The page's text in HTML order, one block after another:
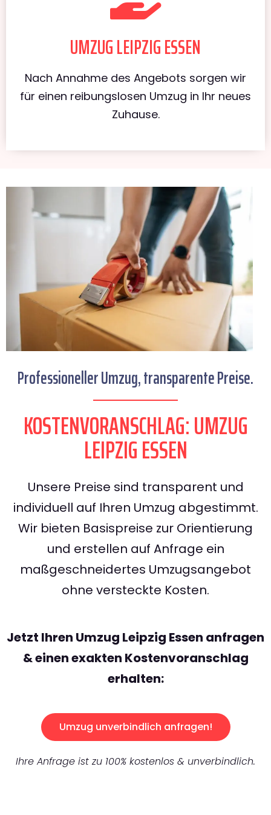
UMZUG LEIPZIG ESSEN
Nach Annahme des Angebots sorgen wir
für einen reibungslosen Umzug in Ihr neues
Zuhause.
Professioneller Umzug, transparente Preise.
KOSTENVORANSCHLAG: UMZUG
LEIPZIG ESSEN
Unsere Preise sind transparent und
individuell auf Ihren Umzug abgestimmt.
Wir bieten Basispreise zur Orientierung
und erstellen auf Anfrage ein
maßgeschneidertes Umzugsangebot
ohne versteckte Kosten.
Jetzt Ihren Umzug Leipzig Essen anfragen
& einen exakten Kostenvoranschlag
erhalten:
Umzug unverbindlich anfragen!
Ihre Anfrage ist zu 100% kostenlos & unverbindlich.